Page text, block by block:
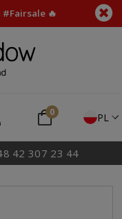
#Fairsale 🔥
PL
42 307 23 44